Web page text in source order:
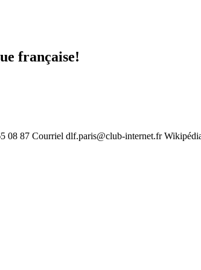
française!
08 87 Courriel dlf.paris@club-internet.fr